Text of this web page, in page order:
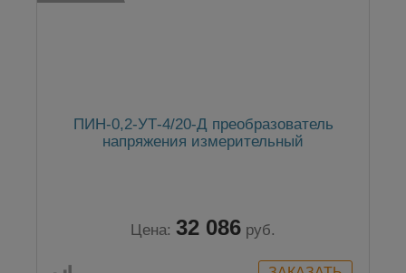
ПИН-0,2-УТ-4/20-Д преобразователь
напряжения измерительный
Цена: 32 086 руб.